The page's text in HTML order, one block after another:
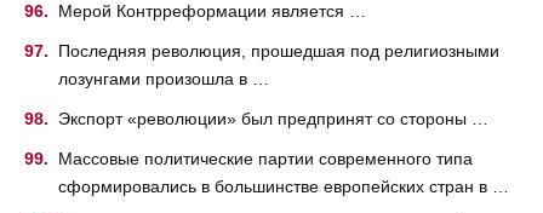
Мерой Контрреформации является …
Последняя революция, прошедшая под религиозными
лозунгами произошла в …
Экспорт «революции» был предпринят со стороны …
Массовые политические партии современного типа
сформировались в большинстве европейских стран в …